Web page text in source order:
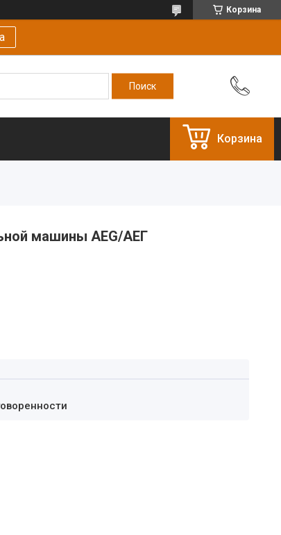
Корзина
Корзина
машины AEG/АЕГ